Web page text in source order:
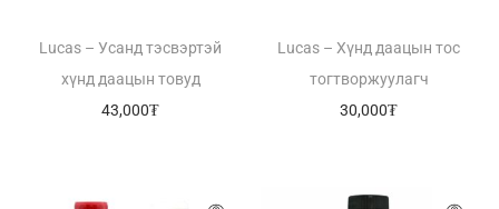
Lucas – Усанд тэсвэртэй
хүнд даацын товуд
43,000₮
Lucas – Хүнд даацын тос
тогтворжуулагч
30,000₮